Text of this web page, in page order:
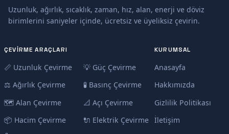
Uzunluk, ağırlık, sıcaklık, zaman, hız, alan, enerji ve döviz
birimlerini saniyeler içinde, ücretsiz ve üyeliksiz çevirin.
ÇEVIRME ARAÇLARI
📏 Uzunluk Çevirme
⚖️ Ağırlık Çevirme
🗺️ Alan Çevirme
📦 Hacim Çevirme
💡 Güç Çevirme
🧪 Basınç Çevirme
📐 Açı Çevirme
🔌 Elektrik Çevirme
KURUMSAL
Anasayfa
Hakkımızda
Gizlilik Politikası
İletişim